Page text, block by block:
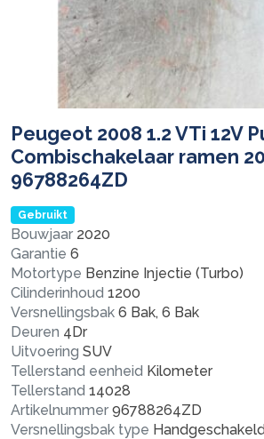
Peugeot 2008 1.2 VTi 12V
Combischakelaar ramen
96788264ZD
Gebruikt
Bouwjaar 2020
Garantie 6
Motortype Benzine Injectie (Turbo)
Cilinderinhoud 1200
Versnellingsbak 6 Bak, 6 Bak
Deuren 4Dr
Uitvoering SUV
Tellerstand eenheid Kilometer
Tellerstand 14028
Artikelnummer 96788264ZD
Versnellingsbak type